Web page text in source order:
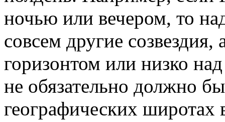
ночью или вечером, то
совсем другие
горизонтом или низко
не обязательно должно
географических широтах